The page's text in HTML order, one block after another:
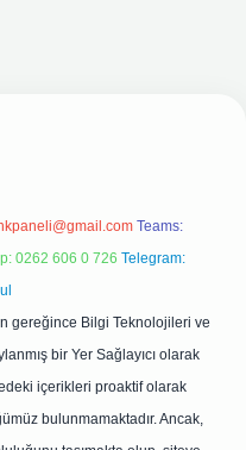
Teams:
0262 606 0 726 Telegram:
gereğince Bilgi Teknolojileri ve
bir Yer Sağlayıcı olarak
içerikleri proaktif olarak
bulunmamaktadır. Ancak,